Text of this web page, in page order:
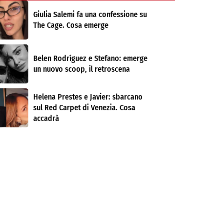
Giulia Salemi fa una confessione su
The Cage. Cosa emerge
Belen Rodríguez e Stefano: emerge
un nuovo scoop, il retroscena
Helena Prestes e Javier: sbarcano
sul Red Carpet di Venezia. Cosa
accadrà